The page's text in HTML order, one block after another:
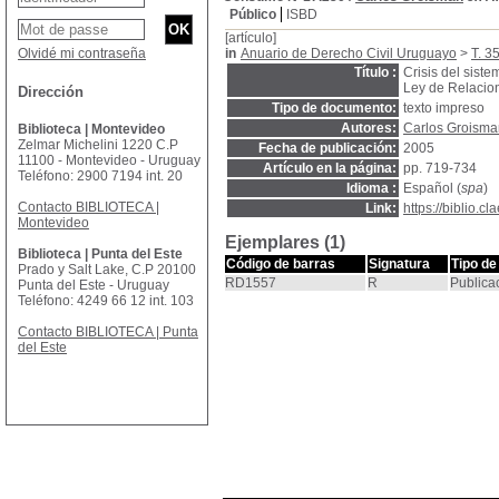
Público
ISBD
[artículo]
in Anuario de Derecho Civil Uruguayo > T.
Título : Crisis del
Ley de
Tipo de documento: texto impreso
Autores: Carlos
Fecha de publicación: 2005
Artículo en la página: pp. 719-734
Idioma :
Español (spa)
Link:
https://
Ejemplares (1)
Código de barras Signatura
Tipo
RD1557
R
Olvidé mi contraseña
Dirección
Biblioteca | Montevideo
Zelmar Michelini 1220 C.P
11100 - Montevideo - Uruguay
Teléfono: 2900 7194 int. 20
Contacto BIBLIOTECA |
Montevideo
Biblioteca | Punta del Este
Prado y Salt Lake, C.P 20100
Punta del Este - Uruguay
Teléfono: 4249 66 12 int. 103
Contacto BIBLIOTECA | Punta
del Este